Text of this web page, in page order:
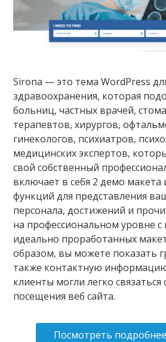
Sirona — это тема WordPress
здравоохранения, которая
больниц, частных врачей,
терапевтов, хирургов,
гинекологов, психиатров,
медицинских экспертов,
свой собственный
включает в себя 2 демо макета
функций для представления
персонала, достижений и
на профессиональном уровне
идеально проработанных
образом, вы можете показать
также контактную
клиенты могли легко связаться
посещения веб сайта.
Посмотреть